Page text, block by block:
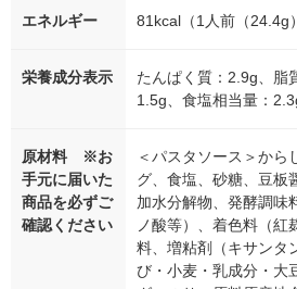
エネルギー 81kcal（1人前（24.4g
栄養成分表示
たんぱく質：2.9g、脂
1.5g、食塩相当量：
原材料 ※お
手元に届いた
商品を必ずご
確認ください
＜パスタソース＞から
グ、食塩、砂糖、豆板
加水分解物、発酵調味
ノ酸等）、着色料（紅
料、増粘剤（キサンタ
び・小麦・乳成分・